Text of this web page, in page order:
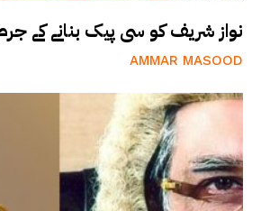
نواز شریف کو سی پیک بنانے کے
AMMAR MASOOD